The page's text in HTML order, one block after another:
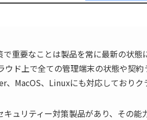
重要なことは製品を常に最新の状態
ウド上で全ての管理端末の状態や契
、 MacOS、 Linuxにも対応しておりク
ュリティー対策製品があり、その